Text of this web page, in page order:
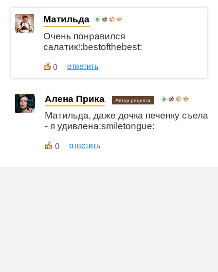
Матильда
Очень понравился
салатик!:bestofthebest:
0 ответить
Алена Прика Автор рецепта
Матильда, даже дочка печенку съела
- я удивлена:smiletongue:
0 ответить